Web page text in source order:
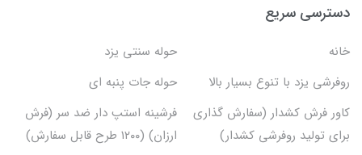
دسترسی سریع
خانه
حوله سنتی یزد
روفرشی یزد با تنوع بسیار بالا
حوله جات پنبه ای
کاور فرش کشدار (سفارش گذاری
برای تولید روفرشی کشدار)
فرشینه استپ دار ضد سر (فرش
ارزان) (۱۲۰۰ طرح قابل سفارش)